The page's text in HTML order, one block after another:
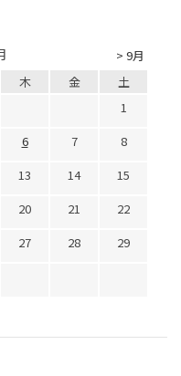
> 9月
木 金
土
1
6 7
8
13 14
15
20 21
22
27 28
29